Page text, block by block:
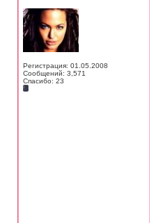
Регистрация: 01.05.2008
Сообщений: 3,571
Спасибо: 23